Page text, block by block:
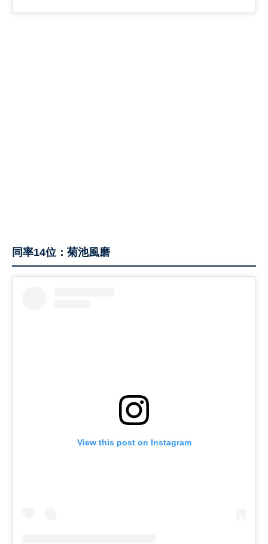
同率14位：菊池風磨
View this post on Instagram